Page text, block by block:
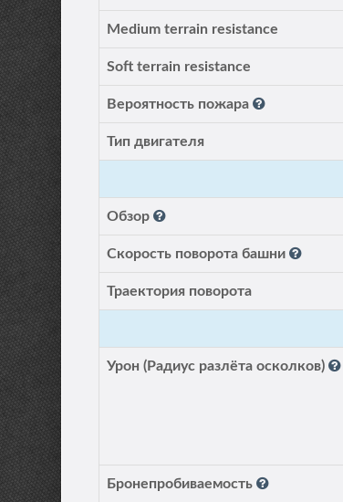
Medium terrain resistance
Soft terrain resistance
Вероятность пожара
Тип двигателя
Обзор
Скорость поворота башни
Траектория поворота
Урон (Радиус разлёта осколков)
Бронепробиваемость